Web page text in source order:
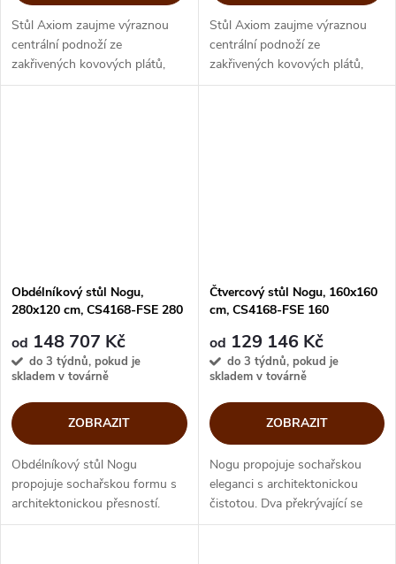
Stůl Axiom zaujme výraznou
centrální podnoží ze
zakřivených kovových plátů,
která působí lehce, dynamicky a
Stůl Axiom zaujme výraznou
centrální podnoží ze
zakřivených kovových plátů,
která působí lehce, dynamicky a
Obdélníkový stůl Nogu,
280x120 cm, CS4168-FSE 280
od 148 707 Kč
do 3 týdnů, pokud je
skladem v továrně
ZOBRAZIT
Obdélníkový stůl Nogu
propojuje sochařskou formu s
architektonickou přesností.
Jeho základ tvoří dva
Čtvercový stůl Nogu, 160x160
cm, CS4168-FSE 160
od 129 146 Kč
do 3 týdnů, pokud je
skladem v továrně
ZOBRAZIT
Nogu propojuje sochařskou
eleganci s architektonickou
čistotou. Dva překrývající se
prvky tvoří výrazný geometrický